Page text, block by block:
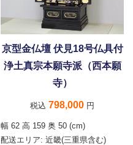
京型金仏壇 伏見18号仏具付
浄土真宗本願寺派（西本願
寺）
税込798,000 円
幅 62 高 159 奥 50 (cm)
配送エリア:近畿(三重県含む)